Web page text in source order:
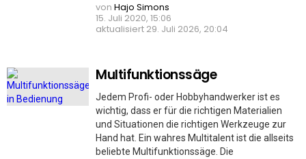
von Hajo Simons
15. Juli 2020, 15:06
aktualisiert 29. Juli 2026, 20:04
Multifunktionssäge
Jedem Profi- oder Hobbyhandwerker ist es
wichtig, dass er für die richtigen Materialien
und Situationen die richtigen Werkzeuge zur
Hand hat. Ein wahres Multitalent ist die allseits
beliebte Multifunktionssäge. Die